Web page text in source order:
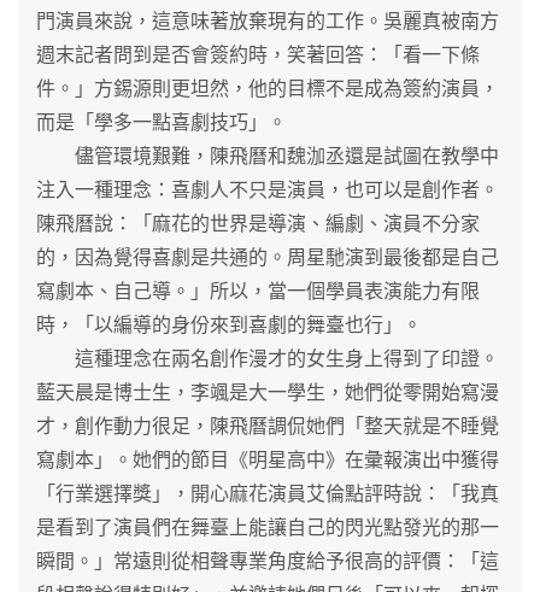
門演員來說，這意味著放棄現有的工作。吳麗真被南方
週末記者問到是否會簽約時，笑著回答：「看一下條
件。」方錫源則更坦然，他的目標不是成為簽約演員，
而是「學多一點喜劇技巧」。
儘管環境艱難，陳飛曆和魏泇丞還是試圖在教學中
注入一種理念：喜劇人不只是演員，也可以是創作者。
陳飛曆說：「麻花的世界是導演、編劇、演員不分家
的，因為覺得喜劇是共通的。周星馳演到最後都是自己
寫劇本、自己導。」所以，當一個學員表演能力有限
時，「以編導的身份來到喜劇的舞臺也行」。
這種理念在兩名創作漫才的女生身上得到了印證。
藍天晨是博士生，李颯是大一學生，她們從零開始寫漫
才，創作動力很足，陳飛曆調侃她們「整天就是不睡覺
寫劇本」。她們的節目《明星高中》在彙報演出中獲得
「行業選擇獎」，開心麻花演員艾倫點評時說：「我真
是看到了演員們在舞臺上能讓自己的閃光點發光的那一
瞬間。」常遠則從相聲專業角度給予很高的評價：「這